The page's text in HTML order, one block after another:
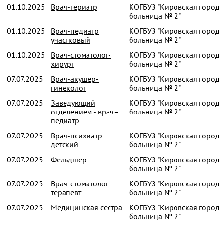
01.10.2025
Врач-гериатр
КОГБУЗ "Кировская
больница № 2"
01.10.2025
Врач-педиатр
участковый
КОГБУЗ "Кировская
больница № 2"
01.10.2025
Врач-стоматолог-
хирург
КОГБУЗ "Кировская
больница № 2"
07.07.2025
Врач-акушер-
гинеколог
КОГБУЗ "Кировская
больница № 2"
07.07.2025
Заведующий
отделением - врач–
педиатр
КОГБУЗ "Кировская
больница № 2"
07.07.2025
Врач-психиатр
детский
КОГБУЗ "Кировская
больница № 2"
07.07.2025
Фельдшер
КОГБУЗ "Кировская
больница № 2"
07.07.2025
Врач-стоматолог-
терапевт
КОГБУЗ "Кировская
больница № 2"
07.07.2025
Медицинская сестра
КОГБУЗ "Кировская
больница № 2"